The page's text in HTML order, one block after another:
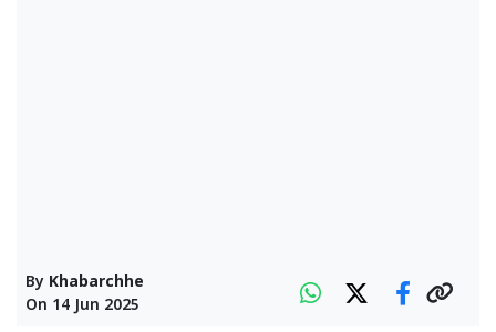
By Khabarchhe
On 14 Jun 2025